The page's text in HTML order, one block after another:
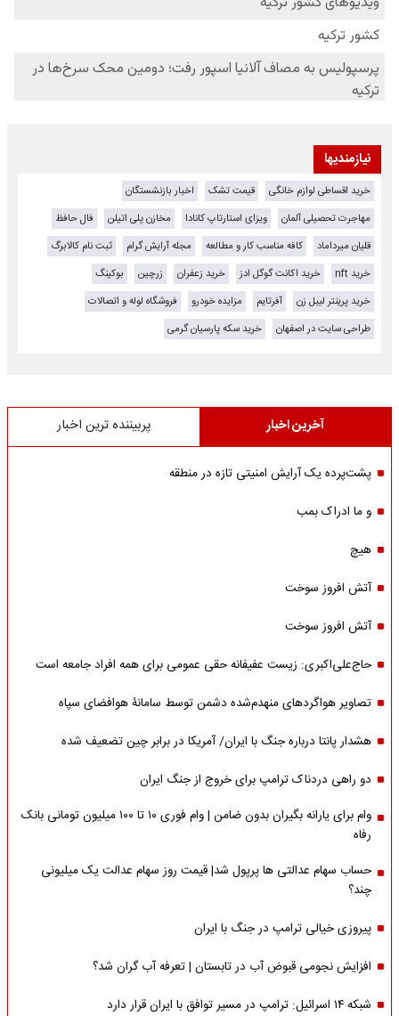
نیازمندیها
خرید اقساطی لوازم خانگی قیمت تشک
اخبار بازنشستگان
مهاجرت تحصیلی آلمان
ویزای استارتاپ کانادا مخازن پلی اتیلن
فال حافظ
قلیان میرداماد
کافه مناسب کار و مطالعه مجله آرایش گرام
ثبت نام کالابرگ
خرید nft
خرید اکانت گوگل ادز خرید زعفران زرچین
بوکینگ
خرید پرینتر لیبل زن
آفرتایم مزایده خودرو
فروشگاه لوله و اتصالات
طراحی سایت در اصفهان
خرید سکه پارسیان گرمی
آخرین اخبار پربیننده ترین اخبار
پشت‌پرده یک آرایش امنیتی تازه در منطقه
و ما ادراک بمب
هیچ
آتش افروز سوخت
آتش افروز سوخت
حاج‌علی‌اکبری: زیست عفیفانه حقی عمومی برای همه افراد جامعه است
تصاویر هواگردهای منهدم‌شده دشمن توسط سامانۀ هوافضای سپاه
هشدار پانتا درباره جنگ با ایران/ آمریکا در برابر چین تضعیف شده
دو راهی دردناک ترامپ برای خروج از جنگ ایران
وام برای یارانه بگیران بدون ضامن | وام فوری ۱۰ تا ۱۰۰ میلیون تومانی بانک
رفاه
حساب سهام عدالتی ها پرپول شد| قیمت روز سهام عدالت یک میلیونی
چند؟
پیروزی خیالی ترامپ در جنگ با ایران
افزایش نجومی قبوض آب در تابستان | تعرفه آب گران شد؟
شبکه ۱۴ اسرائیل: ترامپ در مسیر توافق با ایران قرار دارد